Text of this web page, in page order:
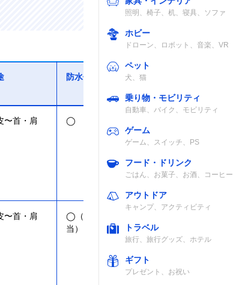
防水仕様 EMS搭載
〜首・肩 ◯
〜首・肩
◯（IPX7相
当）
照明、椅子、机、寝具、ソファ
ホビー
ドローン、ロボット、音楽、VR
ペット
犬、猫
乗り物・モビリティ
自動車、バイク、モビリティ
ゲーム
ゲーム、スイッチ、PS
フード・ドリンク
ごはん、お菓子、お酒、コーヒー
アウトドア
キャンプ、アクティビティ
トラベル
旅行、旅行グッズ、ホテル
ギフト
プレゼント、お祝い